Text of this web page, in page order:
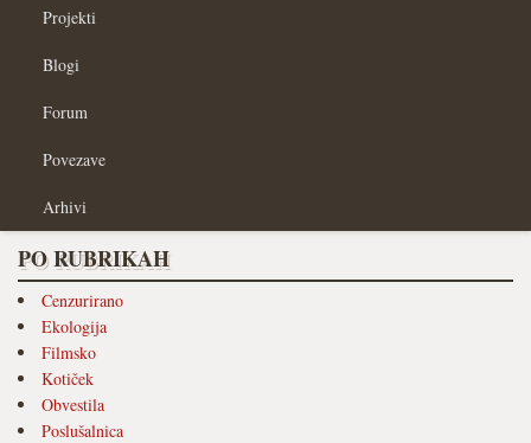
Projekti
Blogi
Forum
Povezave
Arhivi
PO RUBRIKAH
Cenzurirano
Ekologija
Filmsko
Kotiček
Obvestila
Poslušalnica